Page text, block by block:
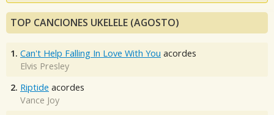
TOP CANCIONES UKELELE (AGOSTO)
1. Can't Help Falling In Love With You acordes
Elvis Presley
2. Riptide acordes
Vance Joy